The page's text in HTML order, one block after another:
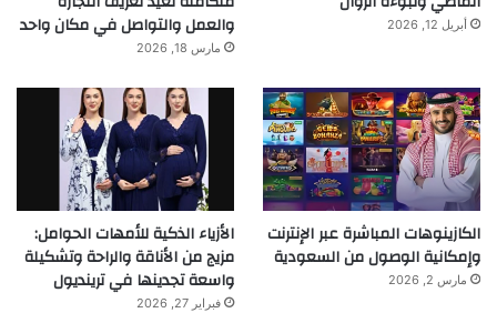
أبريل 12, 2026
والعمل والتواصل في مكان واحد
مارس 18, 2026
الكازينوهات المباشرة عبر الإنترنت
وإمكانية الوصول من السعودية
مارس 2, 2026
الأزياء الذكية للأمهات الحوامل:
مزيج من الأناقة والراحة وتشكيلة
واسعة تجدينها في ترينديول
فبراير 27, 2026